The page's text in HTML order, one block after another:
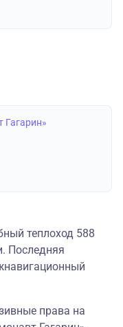
Гагарин»
теплоход 588
Последняя
права на